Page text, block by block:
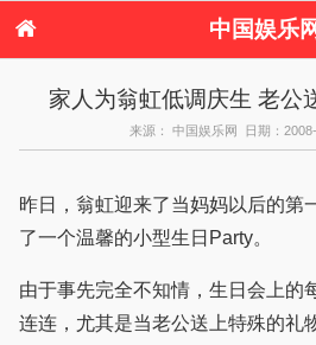
中国娱乐
港台娱乐
日本娱乐 韩
音乐新闻 影
八卦
家人为翁虹低调庆生 老公
来源： 中国娱乐网 日期：
昨日，翁虹迎来了当妈妈以后的第
了一个温馨的小型生日Party。
由于事先完全不知情，生日会上的
连连，尤其是当老公送上特殊的